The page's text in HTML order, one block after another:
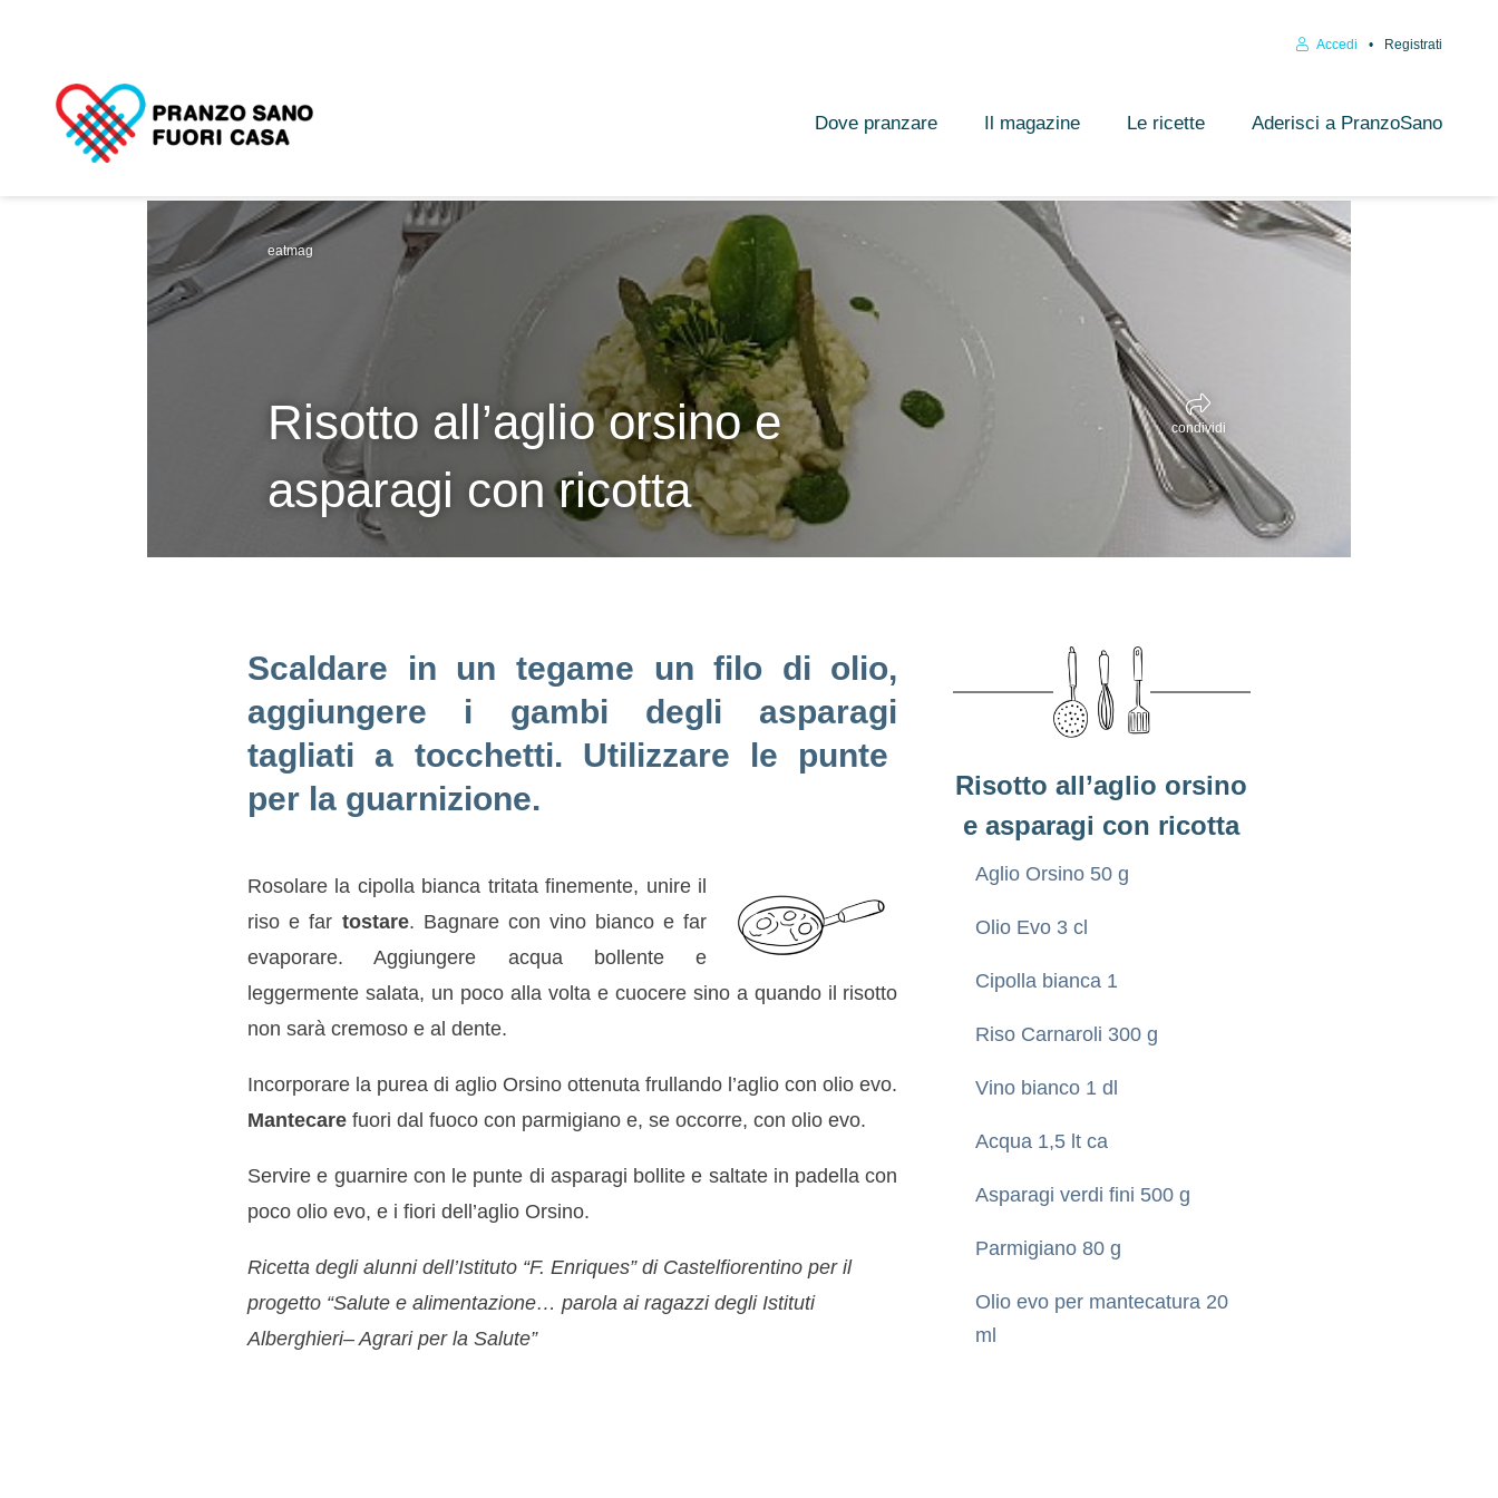
Accedi Registrati
Dove pranzare Il magazine Le ricette Aderisci a PranzoSano
eatmag
Risotto all’aglio orsino e
asparagi con ricotta
condividi
Scaldare in un tegame un filo di olio,
aggiungere i gambi degli asparagi
tagliati a tocchetti. Utilizzare le punte
per la guarnizione.
Rosolare la cipolla bianca tritata finemente, unire il
riso e far tostare. Bagnare con vino bianco e far
evaporare.Aggiungere acqua bollente e
leggermente salata, un poco alla volta e cuocere sino a quando il risotto
non sarà cremoso e al dente.
Incorporare la purea di aglio Orsino ottenuta frullando l’aglio con olio evo.
Mantecare fuori dal fuoco con parmigiano e, se occorre, con olio evo.
Servire e guarnire con le punte di asparagi bollite e saltate in padella con
poco olio evo, e i fiori dell’aglio Orsino.
Ricetta degli alunni dell’Istituto “F. Enriques” di Castelfiorentino per il
progetto “Salute e alimentazione… parola ai ragazzi degli Istituti
Alberghieri– Agrari per la Salute”
Risotto all’aglio orsino
e asparagi con ricotta
Aglio Orsino 50 g
Olio Evo 3 cl
Cipolla bianca 1
Riso Carnaroli 300 g
Vino bianco 1 dl
Acqua 1,5 lt ca
Asparagi verdi fini 500 g
Parmigiano 80 g
Olio evo per mantecatura 20
ml